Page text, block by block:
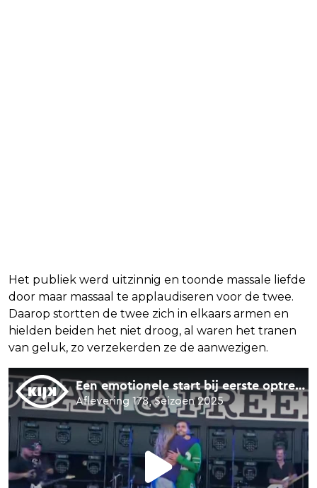
Het publiek werd uitzinnig en toonde massale liefde
door maar massaal te applaudiseren voor de twee.
Daarop stortten de twee zich in elkaars armen en
hielden beiden het niet droog, al waren het tranen
van geluk, zo verzekerden ze de aanwezigen.